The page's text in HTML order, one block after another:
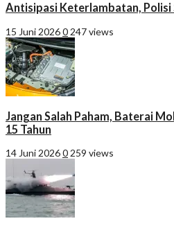
Antisipasi Keterlambatan, Polisi
15 Juni 20260 247 views
Jangan Salah Paham, Baterai
15 Tahun
14 Juni 20260259 views